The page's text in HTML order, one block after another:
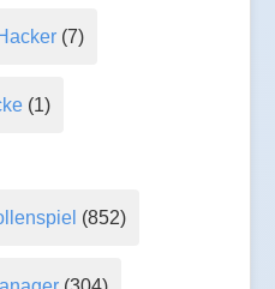
(7)
(1)
(852)